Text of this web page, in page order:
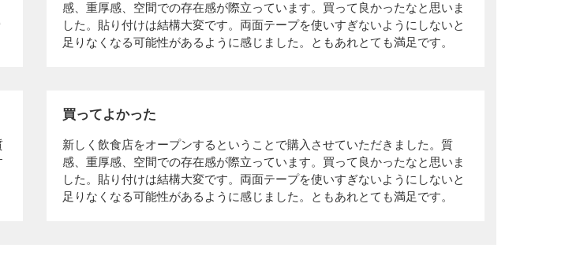
感、重厚感、空間での存在感が際立っています。買って良かったなと思いま
した。貼り付けは結構大変です。両面テープを使いすぎないようにしないと
足りなくなる可能性があるように感じました。ともあれとても満足です。
買ってよかった
新しく飲食店をオープンするということで購入させていただきました。質
感、重厚感、空間での存在感が際立っています。買って良かったなと思いま
した。貼り付けは結構大変です。両面テープを使いすぎないようにしないと
足りなくなる可能性があるように感じました。ともあれとても満足です。